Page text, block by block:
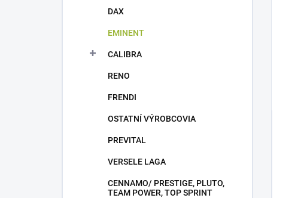
DAX
EMINENT
CALIBRA
RENO
FRENDI
OSTATNÍ VÝROBCOVIA
PREVITAL
VERSELE LAGA
CENNAMO/ PRESTIGE, PLUTO,
TEAM POWER, TOP SPRINT